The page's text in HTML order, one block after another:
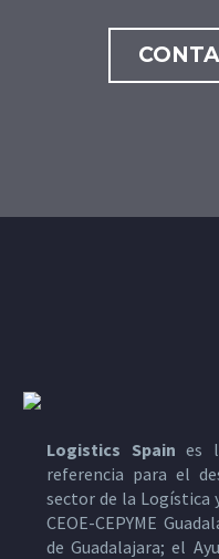
Logistics Spain es
referencia para el
sector de la Logística
CEOE-CEPYME
de Guadalajara; el